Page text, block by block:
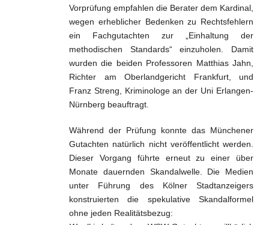
Vorprüfung empfahlen die Berater dem Kardinal,
wegen erheblicher Bedenken zu Rechtsfehlern
ein Fachgutachten zur „Einhaltung der
methodischen Standards“ einzuholen. Damit
wurden die beiden Professoren Matthias Jahn,
Richter am Oberlandgericht Frankfurt, und
Franz Streng, Kriminologe an der Uni Erlangen-
Nürnberg beauftragt.
Während der Prüfung konnte das Münchener
Gutachten natürlich nicht veröffentlicht werden.
Dieser Vorgang führte erneut zu einer über
Monate dauernden Skandalwelle. Die Medien
unter Führung des Kölner Stadtanzeigers
konstruierten die spekulative Skandalformel
ohne jeden Realitätsbezug: